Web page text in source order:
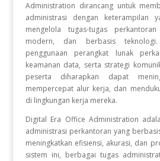
Administration dirancang untuk
administrasi dengan keterampilan
mengelola tugas-tugas
modern, dan berbasis
penggunaan perangkat lunak
keamanan data, serta strategi
peserta diharapkan dapat
mempercepat alur kerja, dan
di lingkungan kerja mereka.
Digital Era Office Administration
administrasi perkantoran yang
meningkatkan efisiensi, akurasi, dan
sistem ini, berbagai tugas